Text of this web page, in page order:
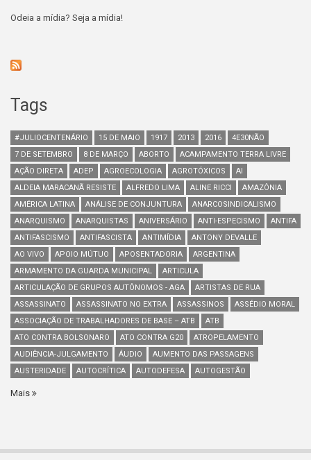
Odeia a mídia? Seja a mídia!
Tags
#JULIOCENTENÁRIO 15 DE MAIO 1917 2013 2016
4E30NÃO
7 DE SETEMBRO
8 DE MARÇO ABORTO
ACAMPAMENTO TERRA LIVRE
AÇÃO DIRETA
ADEP AGROECOLOGIA AGROTÓXICOS
AI
ALDEIA MARACANÃ RESISTE
ALFREDO LIMA ALINE RICCI
AMAZÔNIA
AMÉRICA LATINA
ANÁLISE DE CONJUNTURA
ANARCOSINDICALISMO
ANARQUISMO
ANARQUISTAS ANIVERSÁRIO ANTI-ESPECISMO
ANTIFA
ANTIFASCISMO
ANTIFASCISTA ANTIMÍDIA
ANTONY DEVALLE
AO VIVO
APOIO MÚTUO APOSENTADORIA
ARGENTINA
ARMAMENTO DA GUARDA MUNICIPAL
ARTICULA
ARTICULAÇÃO DE GRUPOS AUTÔNOMOS - AGA
ARTISTAS DE RUA
ASSASSINATO
ASSASSINATO NO EXTRA ASSASSINOS
ASSÉDIO MORAL
ASSOCIAÇÃO DE TRABALHADORES DE BASE – ATB
ATB
ATO CONTRA BOLSONARO
ATO CONTRA G20
ATROPELAMENTO
AUDIÊNCIA-JULGAMENTO
ÁUDIO
AUMENTO DAS PASSAGENS
AUSTERIDADE
AUTOCRÍTICA AUTODEFESA AUTOGESTÃO
Mais